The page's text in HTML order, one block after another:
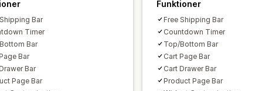
Bar
Timer
Bar
Bar
Bar
Page Bar
Funktioner
Free Shipping Bar
Countdown Timer
Top/Bottom Bar
Cart Page Bar
Cart Drawer Bar
Product Page Bar